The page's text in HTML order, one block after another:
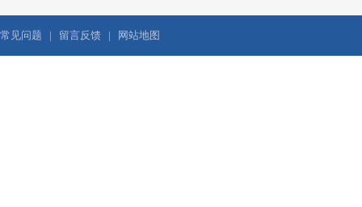
常见问题 | 留言反馈 | 网站地图